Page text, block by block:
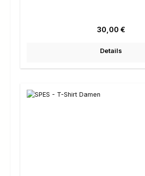
Regulärer Preis:
30,00 €
Details